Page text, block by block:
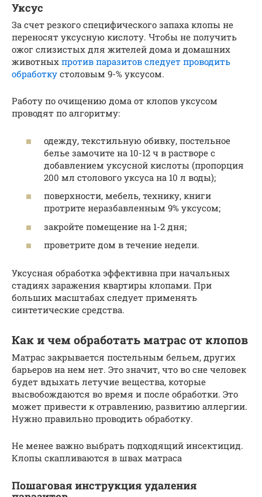
Уксус
За счет резкого специфического запаха клопы не
переносят уксусную кислоту. Чтобы не получить
ожог слизистых для жителей дома и домашних
животных против паразитов следует проводить
обработку столовым 9-% уксусом.
Работу по очищению дома от клопов уксусом
проводят по алгоритму:
одежду, текстильную обивку, постельное
белье замочите на 10-12 ч в растворе с
добавлением уксусной кислоты (пропорция
200 мл столового уксуса на 10 л воды);
поверхности, мебель, технику, книги
протрите неразбавленным 9% уксусом;
закройте помещение на 1-2 дня;
проветрите дом в течение недели.
Уксусная обработка эффективна при начальных
стадиях заражения квартиры клопами. При
больших масштабах следует применять
синтетические средства.
Как и чем обработать матрас от клопов
Матрас закрывается постельным бельем, других
барьеров на нем нет. Это значит, что во сне человек
будет вдыхать летучие вещества, которые
высвобождаются во время и после обработки. Это
может привести к отравлению, развитию аллергии.
Нужно правильно проводить обработку.
Не менее важно выбрать подходящий инсектицид.
Клопы скапливаются в швах матраса
Пошаговая инструкция удаления